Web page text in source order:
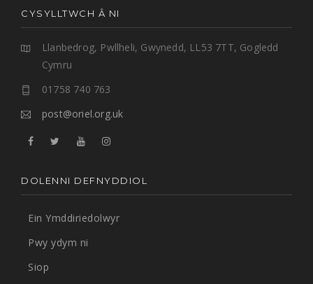
CYSYLLTWCH Â NI
Llanbedrog, Pwllheli, Gwynedd, LL53 7TT, Gogledd
Cymru
01758 740 763
post@oriel.org.uk
DOLENNI DEFNYDDIOL
Ein Ymddiriedolwyr
Pwy ydym ni
Siop